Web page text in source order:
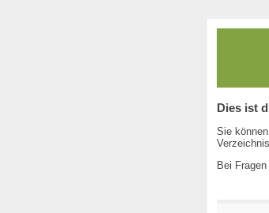
Dies ist
Sie
Verzeichnis
Bei